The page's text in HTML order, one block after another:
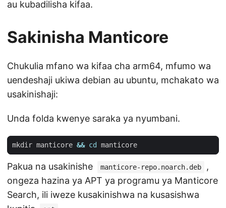
au kubadilisha kifaa.
Sakinisha Manticore
Chukulia mfano wa kifaa cha arm64, mfumo wa
uendeshaji ukiwa debian au ubuntu, mchakato wa
usakinishaji:
Unda folda kwenye saraka ya nyumbani.
mkdir manticore && cd
Pakua na usakinishe manticore-repo.noarch.deb
,
ongeza hazina ya APT ya programu ya Manticore
Search, ili iweze kusakinishwa na kusasishwa